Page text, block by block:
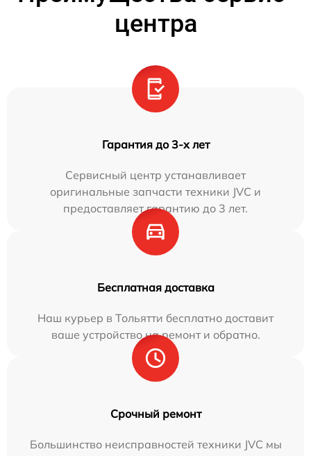
центра
Гарантия до 3-х лет
Сервисный центр устанавливает
оригинальные запчасти техники JVC и
предоставляет гарантию до 3 лет.
Бесплатная доставка
Наш курьер в Тольятти бесплатно доставит
ваше устройство на ремонт и обратно.
Срочный ремонт
Большинство неисправностей техники JVC мы